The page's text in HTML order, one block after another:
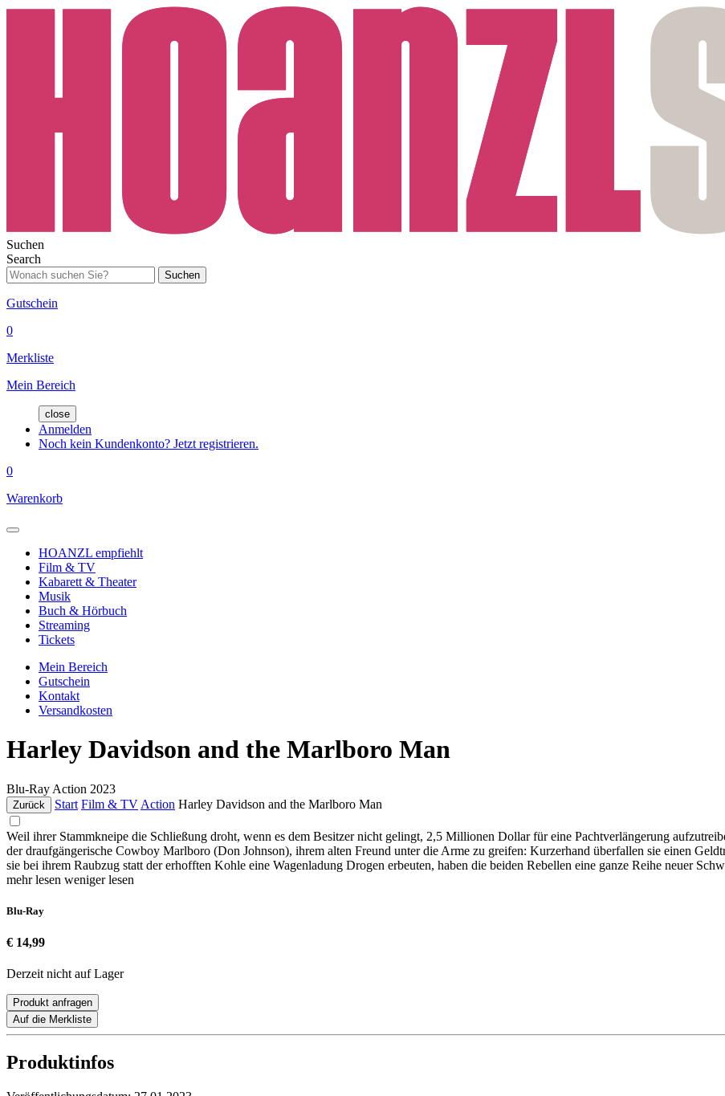
Suchen
Search
Suchen
Gutschein
0
Merkliste
Mein Bereich
close
Anmelden
Noch kein Kundenkonto? Jetzt registrieren.
0
Warenkorb
HOANZL empfiehlt
Film & TV
Kabarett & Theater
Musik
Buch & Hörbuch
Streaming
Tickets
Mein Bereich
Gutschein
Kontakt
Versandkosten
Harley Davidson and the Marlboro Man
Blu-Ray Action 2023
Zurück Start Film & TV Action Harley Davidson and the Marlboro Man
Weil ihrer Stammkneipe die Schließung droht, wenn es dem Besitzer nicht gelingt, 2,5 Millionen Dollar für eine Pachtverlängerung
der draufgängerische Cowboy Marlboro (Don Johnson), ihrem alten Freund unter die Arme zu greifen: Kurzerhand überfallen sie einen
sie bei ihrem Raubzug statt der erhofften Kohle eine Wagenladung Drogen erbeuten, haben die beiden Rebellen eine ganze Reihe neuer
mehr lesen weniger lesen
Blu-Ray
€ 14,99
Derzeit nicht auf Lager
Produkt anfragen
Auf die Merkliste
Produktinfos